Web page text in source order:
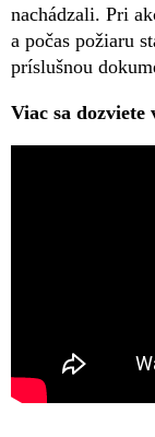
nachádzali. Pri
a počas požiaru
príslušnou
Viac sa